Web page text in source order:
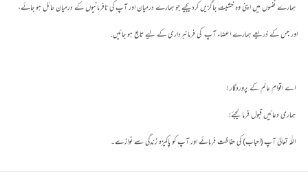
ہمارے نفسوں میں اپنی وہ خشیت جاگزیں کردیجیے جو ہمارے درمیان اور آپ کی نافرمانیوں کے درمیان حائل ہو جائے،
اور جس کے ذریعے ہمارے اعضاء آپ کی فرمانبرداری کے لیے تابع ہو جائیں.
اے اقوامِ عالَم کے پروردگار !
ہماری دعائیں قبول فرما لیجئے!
اللّٰہ تعالیٰ آپ (احباب) کی حفاظت فرمائے اور آپ کو پاکیزہ زندگی سے نوازے۔